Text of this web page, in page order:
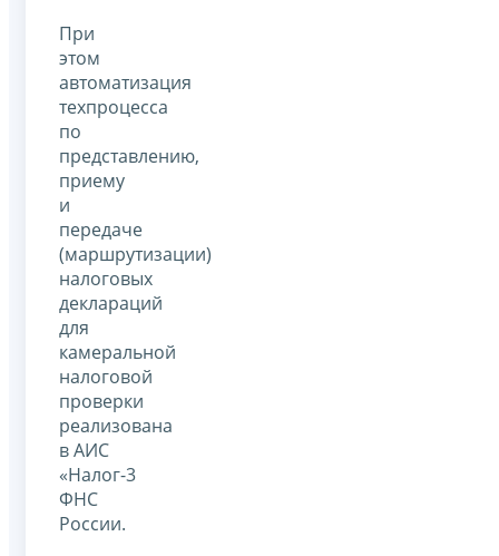
При
этом
автоматизация
техпроцесса
по
представлению,
приему
и
передаче
(маршрутизации)
налоговых
деклараций
для
камеральной
налоговой
проверки
реализована
в АИС
«Налог-3
ФНС
России.